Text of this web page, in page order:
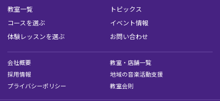
教室一覧
コースを選ぶ
体験レッスンを選ぶ
トピックス
イベント情報
お問い合わせ
会社概要
教室・店舗一覧
採用情報
地域の音楽活動支援
プライバシーポリシー
教室会則